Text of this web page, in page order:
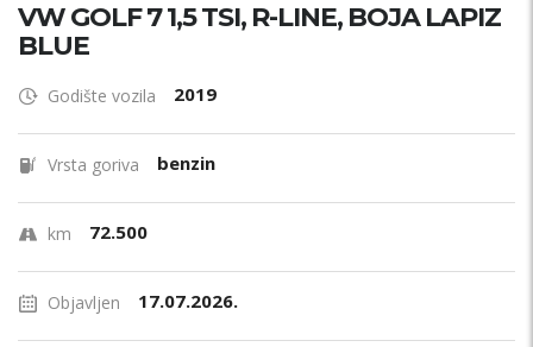
VW GOLF 7 1,5 TSI, R-LINE, BOJA LAPIZ
BLUE
Godište vozila 2019
Vrsta goriva benzin
km 72.500
Objavljen 17.07.2026.